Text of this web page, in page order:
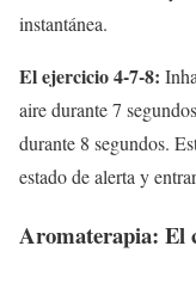
instantánea.
El ejercicio 4-7-8:
aire durante 7
durante 8 segundos.
estado de alerta y
Aromaterapia: El